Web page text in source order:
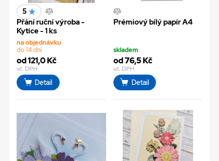
5
Přání ruční výroba -
Kytice - 1 ks
na objednávku
do 14 dní
od 121,0 Kč
vč. DPH
Detail
Prémiový bílý papír A4
skladem
od 76,5 Kč
vč. DPH
Detail